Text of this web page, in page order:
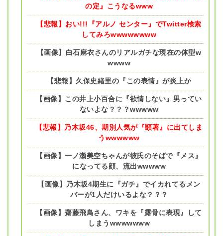
の定』こうなるwww
【悲報】おい!!!『アルノ センター』でTwitter検索
してみろwwwwwwww
【画像】白石麻衣さんのリアルガチな現在の体型w
wwww
【悲報】久保史緒里の『この表情』が炎上か
【画像】この井上小百合に『欲情しない』男ってい
ないよな？？？wwwww
【悲報】乃木坂46、期別人気が『顕著』に出てしま
うwwwwww
【画像】一ノ瀬美空ちゃんが彼氏のそばで『メス』
になってる顔、流出wwwww
【画像】乃木坂4期生に『ガチ』でイカれてるメン
バーが1人だけいるよな？？？
【画像】齋藤飛鳥さん、ワキを『露骨に表現』して
しまうwwwwwww